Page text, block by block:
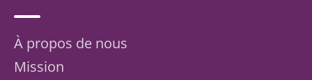
À propos de nous
Mission